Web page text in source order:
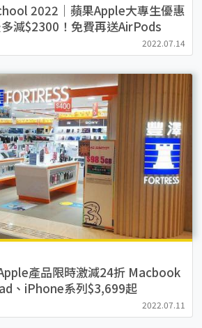
2022｜蘋果Apple大專生優惠
減$2300！免費再送AirPods
2022.07.14
產品限時激減24折 Macbook
、iPhone系列$3,699起
2022.07.11